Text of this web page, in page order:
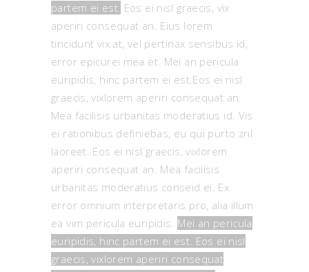
partem ei est. Eos ei nisl graecis, vix
aperiri consequat an. Eius lorem
tincidunt vix at, vel pertinax sensibus id,
error epicurei mea et. Mei an pericula
euripidis, hinc partem ei est.Eos ei nisl
graecis, vixlorem aperiri consequat an.
Mea facilisis urbanitas moderatius id. Vis
ei rationibus definiebas, eu qui purto zril
laoreet. Eos ei nisl graecis, vixlorem
aperiri consequat an. Mea facilisis
urbanitas moderatius conseid ei. Ex
error omnium interpretaris pro, alia illum
ea vim pericula euripidis. Mei an pericula
euripidis, hinc partem ei est. Eos ei nisl
graecis, vixlorem aperiri consequat